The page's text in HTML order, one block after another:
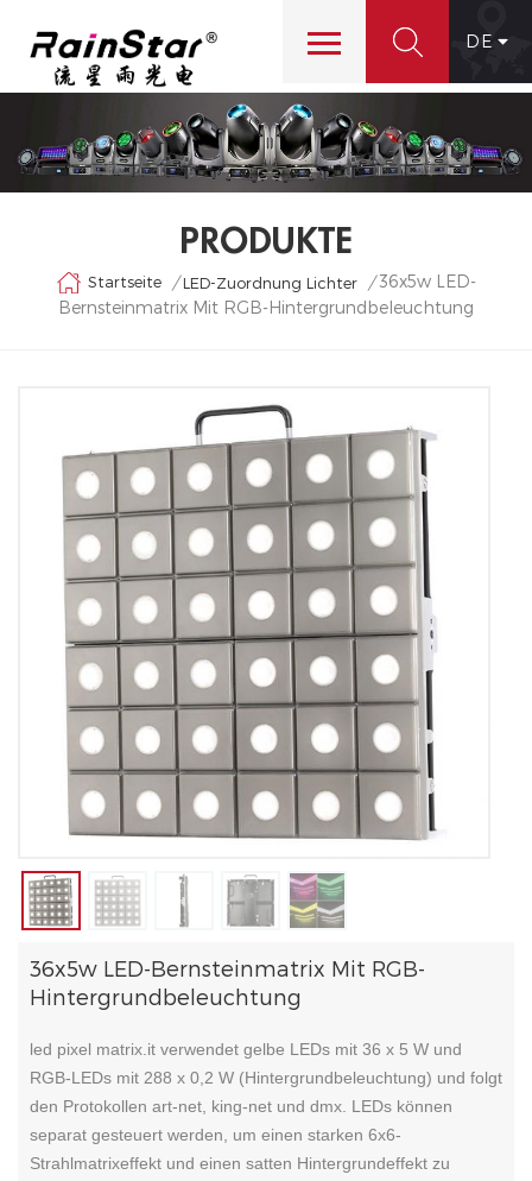
DE
PRODUKTE
Startseite / LED-Zuordnung Lichter / 36x5w LED-
Bernsteinmatrix Mit RGB-Hintergrundbeleuchtung
36x5w LED-Bernsteinmatrix Mit RGB-
Hintergrundbeleuchtung
led pixel matrix.it verwendet gelbe LEDs mit 36 ​​x 5 W und
RGB-LEDs mit 288 x 0,2 W (Hintergrundbeleuchtung) und folgt
den Protokollen art-net, king-net und dmx. LEDs können
separat gesteuert werden, um einen starken 6x6-
Strahlmatrixeffekt und einen satten Hintergrundeffekt zu